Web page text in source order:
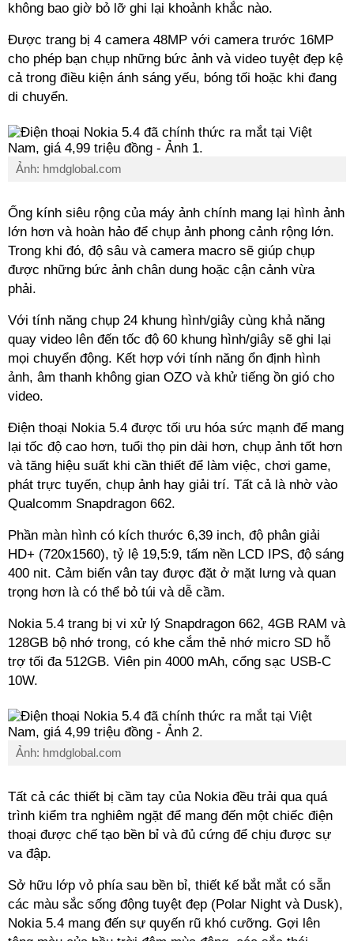
không bao giờ bỏ lỡ ghi lại khoảnh khắc nào.
Được trang bị 4 camera 48MP với camera trước 16MP
cho phép bạn chụp những bức ảnh và video tuyệt đẹp kệ
cả trong điều kiện ánh sáng yếu, bóng tối hoặc khi đang
di chuyển.
Ảnh: hmdglobal.com
Ống kính siêu rộng của máy ảnh chính mang lại hình ảnh
lớn hơn và hoàn hảo để chụp ảnh phong cảnh rộng lớn.
Trong khi đó, độ sâu và camera macro sẽ giúp chụp
được những bức ảnh chân dung hoặc cận cảnh vừa
phải.
Với tính năng chụp 24 khung hình/giây cùng khả năng
quay video lên đến tốc độ 60 khung hình/giây sẽ ghi lại
mọi chuyển động. Kết hợp với tính năng ổn định hình
ảnh, âm thanh không gian OZO và khử tiếng ồn gió cho
video.
Điện thoại Nokia 5.4 được tối ưu hóa sức mạnh để mang
lại tốc độ cao hơn, tuổi thọ pin dài hơn, chụp ảnh tốt hơn
và tăng hiệu suất khi cần thiết để làm việc, chơi game,
phát trực tuyến, chụp ảnh hay giải trí. Tất cả là nhờ vào
Qualcomm Snapdragon 662.
Phần màn hình có kích thước 6,39 inch, độ phân giải
HD+ (720x1560), tỷ lệ 19,5:9, tấm nền LCD IPS, độ sáng
400 nit. Cảm biến vân tay được đặt ở mặt lưng và quan
trọng hơn là có thể bỏ túi và dễ cầm.
Nokia 5.4 trang bị vi xử lý Snapdragon 662, 4GB RAM và
128GB bộ nhớ trong, có khe cắm thẻ nhớ micro SD hỗ
trợ tối đa 512GB. Viên pin 4000 mAh, cổng sạc USB-C
10W.
Ảnh: hmdglobal.com
Tất cả các thiết bị cầm tay của Nokia đều trải qua quá
trình kiểm tra nghiêm ngặt để mang đến một chiếc điện
thoại được chế tạo bền bỉ và đủ cứng để chịu được sự
va đập.
Sở hữu lớp vỏ phía sau bền bỉ, thiết kế bắt mắt có sẵn
các màu sắc sống động tuyệt đẹp (Polar Night và Dusk),
Nokia 5.4 mang đến sự quyến rũ khó cưỡng. Gợi lên